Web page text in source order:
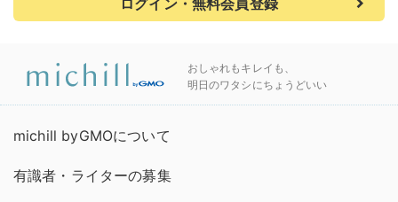
おしゃれもキレイも、
明日のワタシにちょうどいい
michill byGMOについて
有識者・ライターの募集